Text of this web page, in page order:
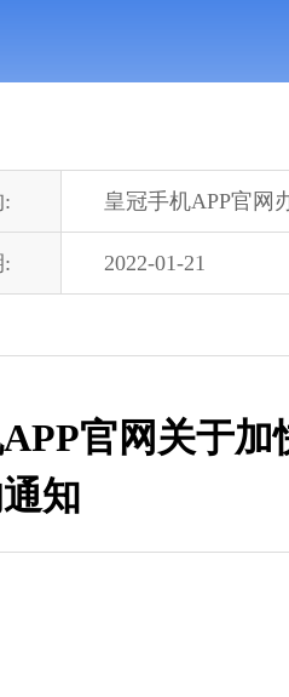
: 皇冠手机APP官网
: 2022-01-21
官网关于加
知